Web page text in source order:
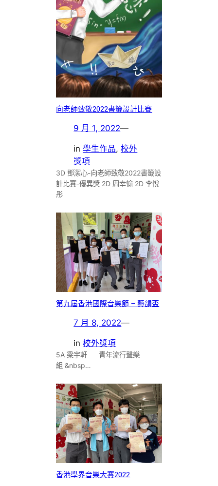
向老師致敬2022書籤設計比賽
9 月 1, 2022—
in學生作品, 校外
獎項
3D 鄧潔心-向老師致敬2022書籤設
計比賽-優異獎 2D 周幸愉 2D 李悅
彤
第九屆香港國際音樂節 – 藝韻盃
7 月 8, 2022—
in校外獎項
5A 梁宇軒 青年流行聲樂
組 &nbsp…
香港學界音樂大賽2022